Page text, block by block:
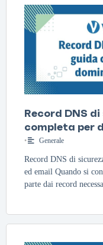
Record DNS
completa per
• Generale
Record DNS di
ed email Quando si
parte dai record